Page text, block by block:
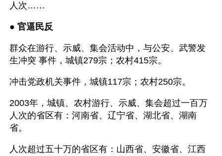
人次……
● 官逼民反
群众在游行、示威、集会活动中，与公安、武警发
生冲突 事件，城镇279宗；农村415宗。
冲击党政机关事件，城镇117宗；农村250宗。
2003年，城镇、农村游行、示威、集会超过一百万
人次的省区有：河南省、辽宁省、湖北省、湖南
省。
人次超过五十万的省区有：山西省、安徽省、江西